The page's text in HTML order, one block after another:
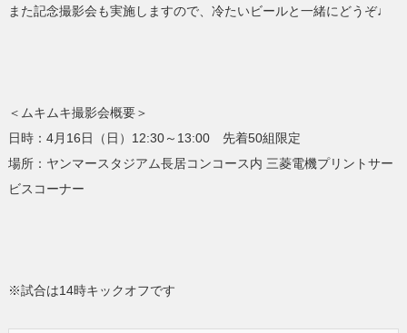
また記念撮影会も実施しますので、冷たいビールと一緒にどうぞ♩
＜ムキムキ撮影会概要＞
日時：4月16日（日）12:30～13:00 先着50組限定
場所：ヤンマースタジアム長居コンコース内 三菱電機プリントサー
ビスコーナー
※試合は14時キックオフです